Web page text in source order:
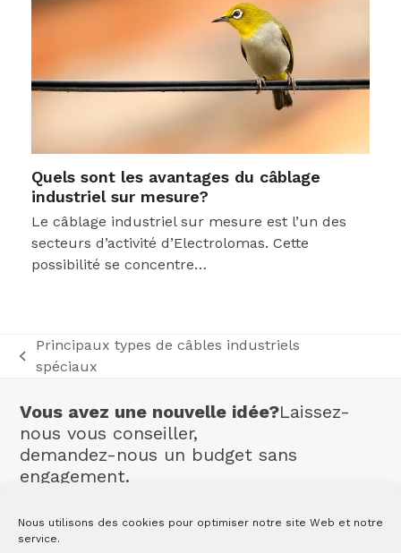
Nous utilisons des cookies pour optimiser notre site Web et notre
service.
Quels sont les avantages du câblage
industriel sur mesure?
Le câblage industriel sur mesure est l’un des
secteurs d’activité d’Electrolomas. Cette
possibilité se concentre…
previous
Principaux types de câbles industriels
spéciaux
Vous avez une nouvelle idée?Laissez-
nous vous conseiller,
demandez-nous un budget sans
engagement.
Contact